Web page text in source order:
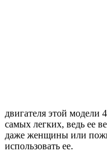
двигателя этой модели
самых легких, ведь ее
даже женщины или
использовать ее.